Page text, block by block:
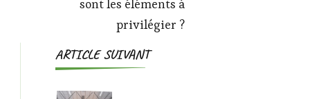
sont les éléments à
privilégier ?
ARTICLE SUIVANT